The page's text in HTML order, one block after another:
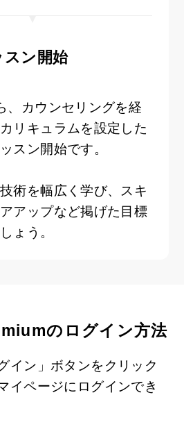
スン開始
、カウンセリングを経
リキュラムを設定した
スン開始です。
術を幅広く学び、スキ
アップなど掲げた目標
ょう。
のログイン方法
イン」ボタンをクリック
イページにログインでき